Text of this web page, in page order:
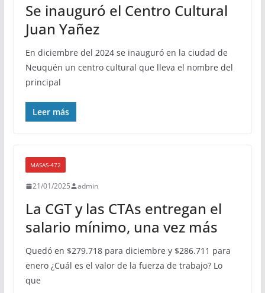
Se inauguró el Centro Cultural
Juan Yañez
En diciembre del 2024 se inauguró en la ciudad de
Neuquén un centro cultural que lleva el nombre del
principal
Leer más
MASAS-472
21/01/2025 admin
La CGT y las CTAs entregan el
salario mínimo, una vez más
Quedó en $279.718 para diciembre y $286.711 para
enero ¿Cuál es el valor de la fuerza de trabajo? Lo
que